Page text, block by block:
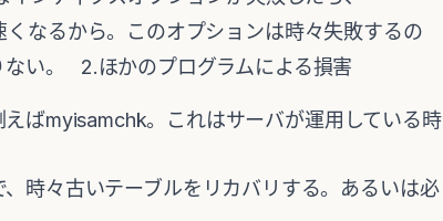
なるから。このオプションは時々失敗するの
い。 2.ほかのプログラムによる損害
ばmyisamchk。これはサーバが運用している時
時々古いテーブルをリカバリする。あるいは必